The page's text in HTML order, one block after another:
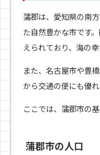
蒲郡は、愛知県の南
た自然豊かな市です
えられており、海の
また、名古屋市や豊
から交通の便にも優れ
ここでは、蒲郡市の
蒲郡市の人口